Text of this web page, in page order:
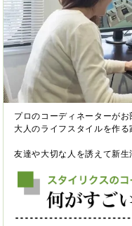
プロのコーディネーターがお
大人のライフスタイルを作る
友達や大切な人を誘えて新生